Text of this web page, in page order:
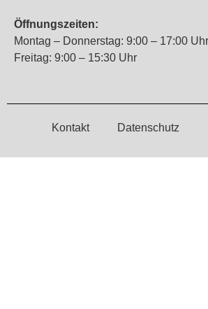
Öffnungszeiten:
Montag – Donnerstag: 9:00 – 17:00 Uhr
Freitag: 9:00 – 15:30 Uhr
Kontakt Datenschutz